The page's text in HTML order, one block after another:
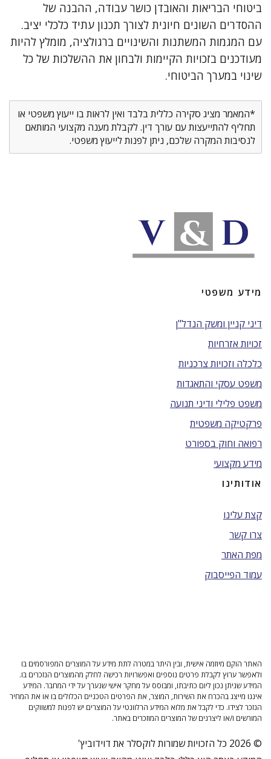
ביטוחי הבריאות והאובדן כושר עבודה, ההבנה של
ההסדרים השונים חיונית לצורך תכנון עתיד כלכלי יציב.
עם המגמות המשתנות והשינויים ברגולציה, מומלץ להיות
מעודכנים בזכויות הקיימות ולבחון את ההשלכות של כל
שינוי במערך הביטוחי.
*המאמר מציג סקירה כללית בלבד ואין לראות בו ייעוץ משפטי או
תחליף להתייעצות עם עורך דין. לקבלת מענה מקצועי המותאם
לנסיבות המקרה שלכם, ניתן לפנות לייעוץ משפטי.
מידע משפטי
דיני קניין ומשק הנדל"ן
זכויות אזרחיות
כלכלה וזכויות צרכניות
משפט עסקי והתאגדות
משפט פלילי ודיני תנועה
פרקטיקה משפטית
רפואה וחוק בספורט
מידע מקצועי
אודותינו
קצת עלינו
צרו קשר
מפת האתר
עמוד הפייסבוק
האתר הוקם מיוזמה אישית, ובין היתר במטרה לתת מידע על המוצרים המפורסמים בו
ולאפשר ערוץ לקבלת פרטים נוספים ואפשרויות רכישה לחלק מהמוצרים הנזכרים בו.
המידע שניתן נכון ליום כתיבתו, ומבוסס על מחקר אישי שנערך על ידי המחבר. המידע
איננו מייצג בהכרח את השירות, המוצר, את הפרטים הטכניים הכלולים בו או את המחיר
הנזכר לצידו. כדי לקבל את מלוא המידע הרלוונטי על המוצרים יש לפנות למשווקים
המורשים ו/או ליצרנים של המוצרים המוזכרים באתר.
© 2026 כל הזכויות שמורות לוקסלר את דוידוביץ'